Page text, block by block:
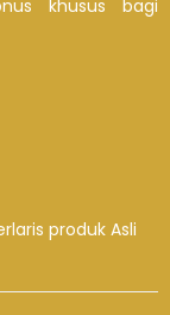
khusus bagi
produk Asli